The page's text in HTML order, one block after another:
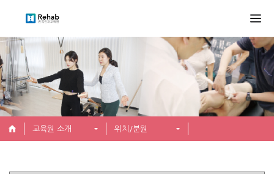
교육원 소개 위치/분원